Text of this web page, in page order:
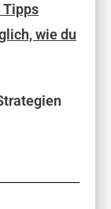
Tipps
wie du